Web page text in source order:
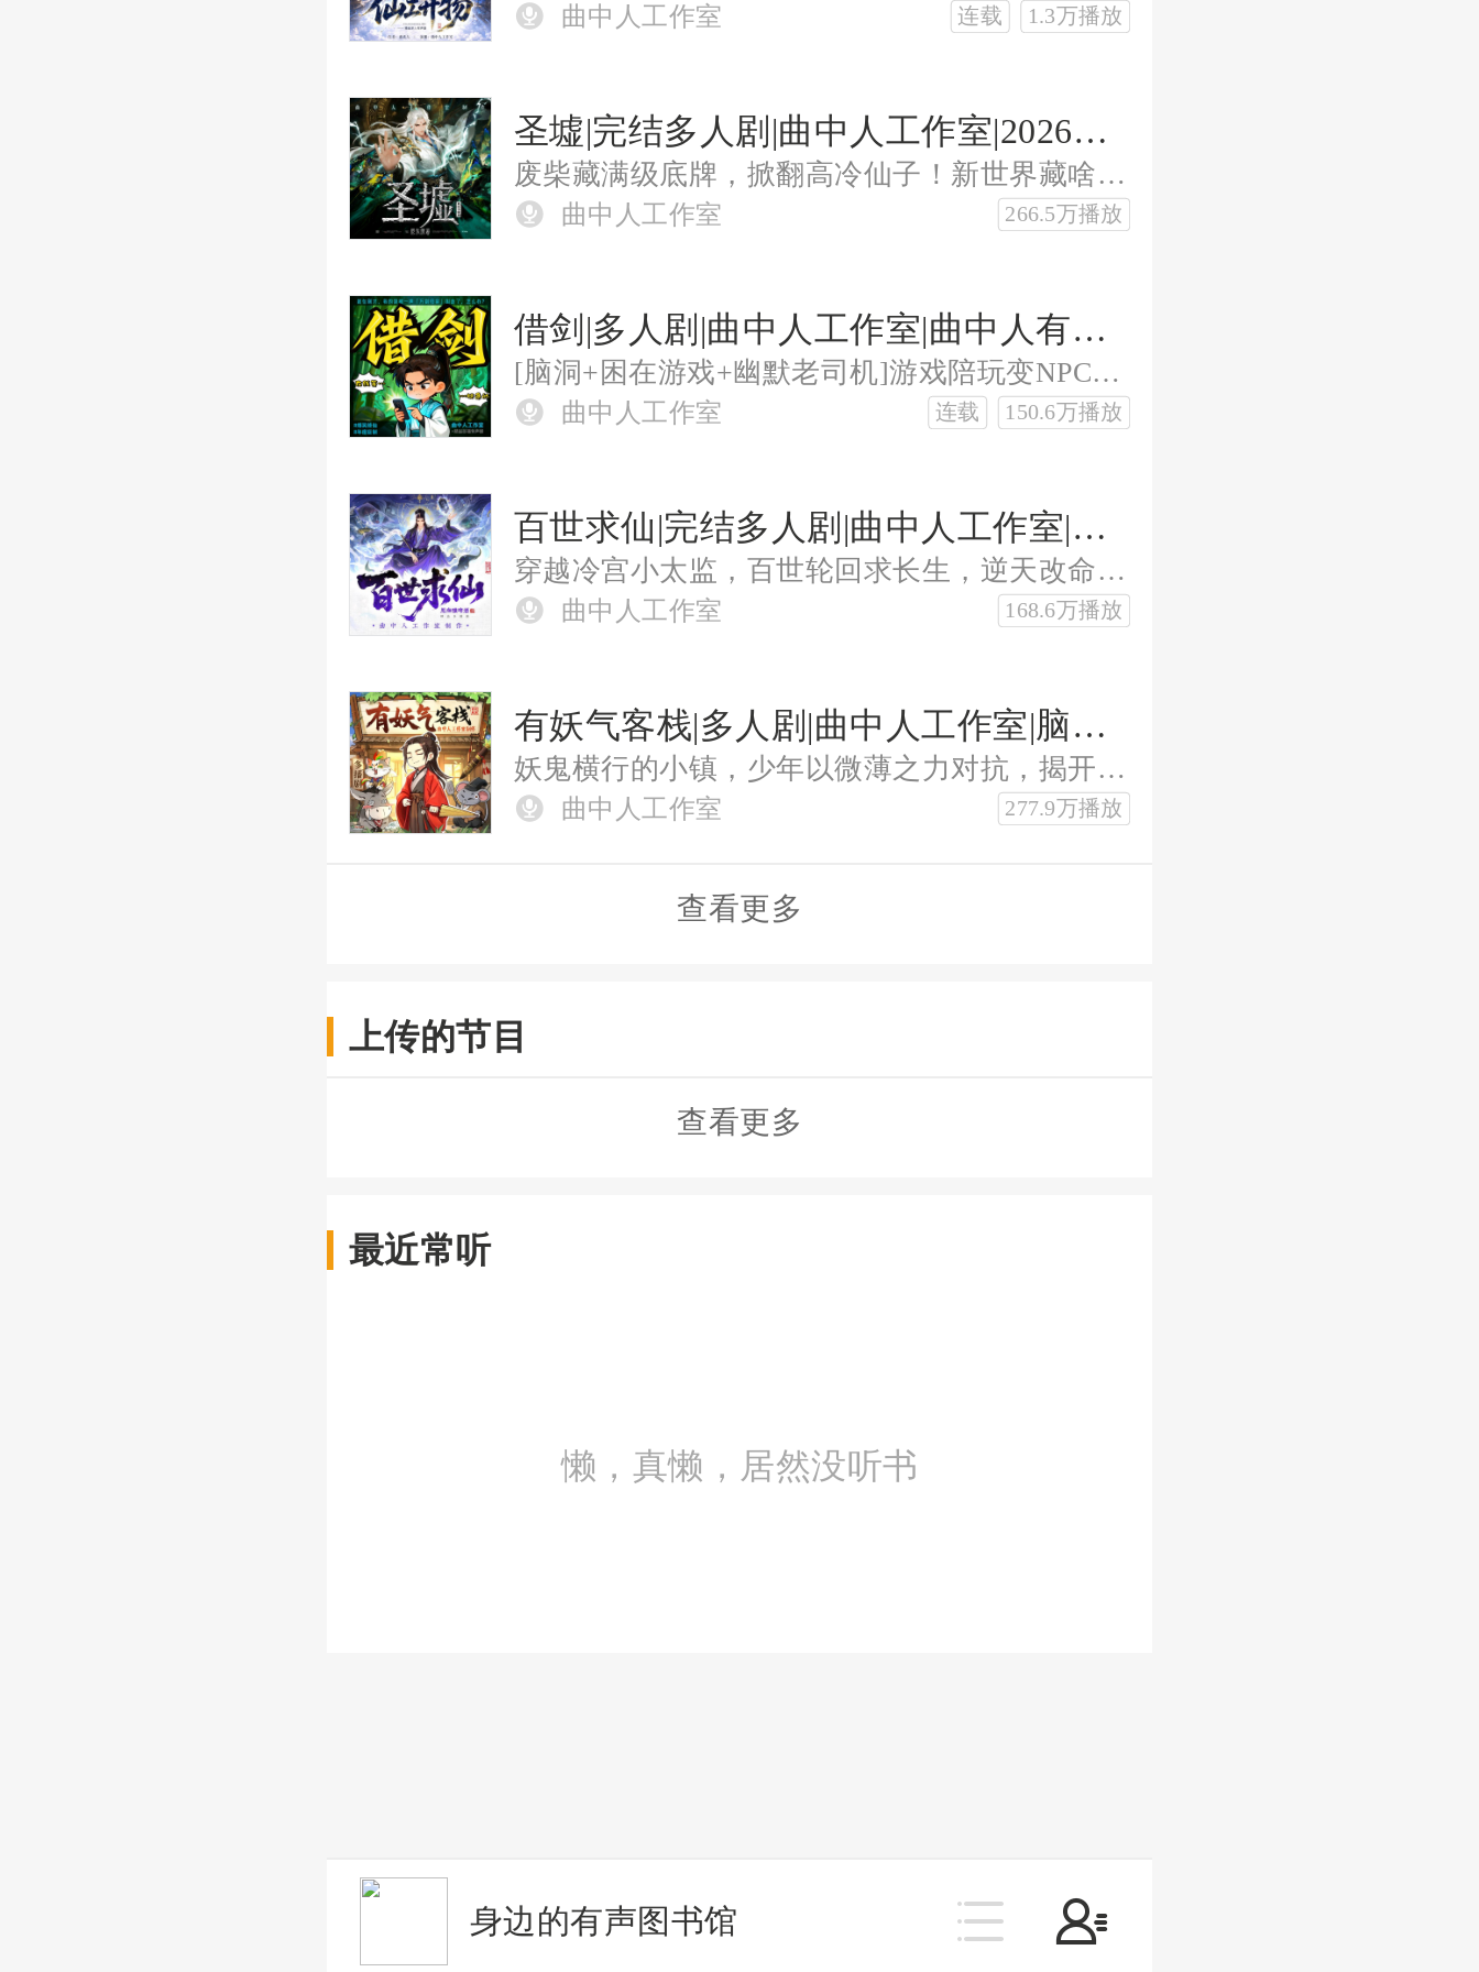
曲中人工作室 连载 1.3万播放
圣墟|完结多人剧|曲中人工作室|2026全新|遮天完美世界后传
废柴藏满级底牌，掀翻高冷仙子！新世界藏啥逆天坑等你挖？
曲中人工作室 266.5万播放
借剑|多人剧|曲中人工作室|曲中人有故事|现象级爽文|爆笑修仙
[脑洞+困在游戏+幽默老司机]游戏陪玩变NPC，不小心拿走了原游戏主角的剧本。
曲中人工作室 连载 150.6万播放
百世求仙|完结多人剧|曲中人工作室|古典仙侠轻松诙谐逻辑在线
穿越冷宫小太监，百世轮回求长生，逆天改命修仙路！不争一世之韶华，只争百世之朝夕。
曲中人工作室 168.6万播放
有妖气客栈|多人剧|曲中人工作室|脑洞玄幻山海奇闻|起点爆款
妖鬼横行的小镇，少年以微薄之力对抗，揭开古老秘密，炒青菜背后的惊天玄机！
曲中人工作室 277.9万播放
查看更多
上传的节目
查看更多
最近常听
懒，真懒，居然没听书
身边的有声图书馆